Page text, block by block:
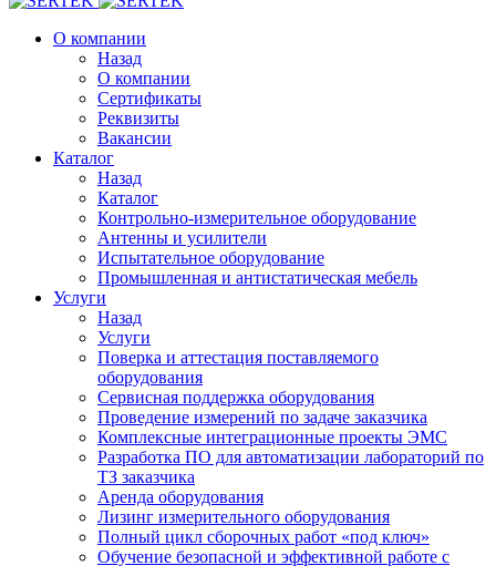
О компании
Назад
О компании
Сертификаты
Реквизиты
Вакансии
Каталог
Назад
Каталог
Контрольно-измерительное оборудование
Антенны и усилители
Испытательное оборудование
Промышленная и антистатическая мебель
Услуги
Назад
Услуги
Поверка и аттестация поставляемого
оборудования
Сервисная поддержка оборудования
Проведение измерений по задаче заказчика
Комплексные интеграционные проекты ЭМС
Разработка ПО для автоматизации лабораторий по
ТЗ заказчика
Аренда оборудования
Лизинг измерительного оборудования
Полный цикл сборочных работ «под ключ»
Обучение безопасной и эффективной работе с